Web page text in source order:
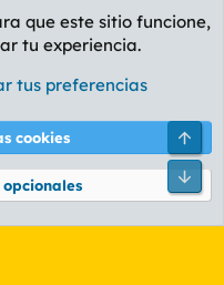
de privacidad Ayuda
XenForo Ltd.
que este sitio funcione,
tu experiencia.
tus preferencias
cookies
Pie